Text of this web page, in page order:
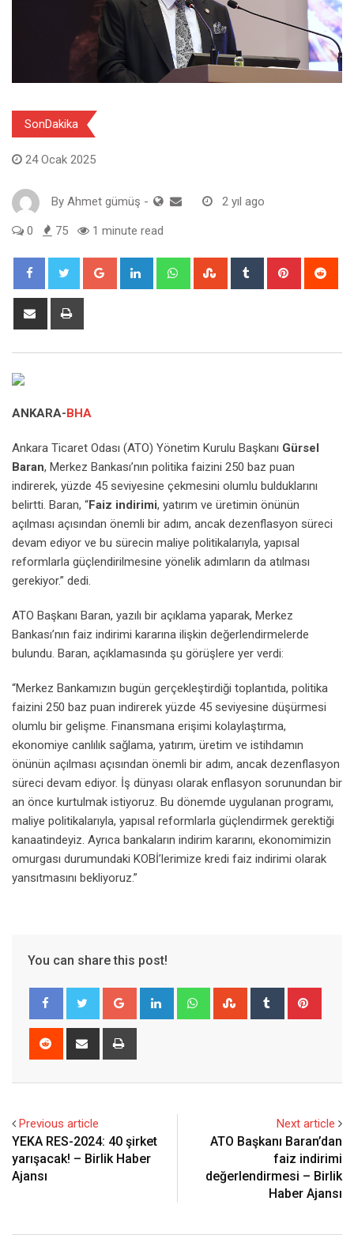
SonDakika
24 Ocak 2025
By Ahmet gümüş - 2 yıl ago
0 75 1 minute read
Google+ LinkedIn WhatsappStumbleUpon
Tumblr Pinterest
Share
ANKARA-BHA
Ankara Ticaret Odası (ATO) Yönetim Kurulu Başkanı Gürsel
Baran, Merkez Bankası’nın politika faizini 250 baz puan
indirerek, yüzde 45 seviyesine çekmesini olumlu bulduklarını
belirtti. Baran, “Faiz indirimi, yatırım ve üretimin önünün
açılması açısından önemli bir adım, ancak dezenflasyon süreci
devam ediyor ve bu sürecin maliye politikalarıyla, yapısal
reformlarla güçlendirilmesine yönelik adımların da atılması
gerekiyor.” dedi.
ATO Başkanı Baran, yazılı bir açıklama yaparak, Merkez
Bankası’nın faiz indirimi kararına ilişkin değerlendirmelerde
bulundu. Baran, açıklamasında şu görüşlere yer verdi:
“Merkez Bankamızın bugün gerçekleştirdiği toplantıda, politika
faizini 250 baz puan indirerek yüzde 45 seviyesine düşürmesi
olumlu bir gelişme. Finansmana erişimi kolaylaştırma,
ekonomiye canlılık sağlama, yatırım, üretim ve istihdamın
önünün açılması açısından önemli bir adım, ancak dezenflasyon
süreci devam ediyor. İş dünyası olarak enflasyon sorunundan bir
an önce kurtulmak istiyoruz. Bu dönemde uygulanan programı,
maliye politikalarıyla, yapısal reformlarla güçlendirmek gerektiği
kanaatindeyiz. Ayrıca bankaların indirim kararını, ekonomimizin
omurgası durumundaki KOBİ’lerimize kredi faiz indirimi olarak
yansıtmasını bekliyoruz.”
You can share this post!
Google+ LinkedIn WhatsappStumbleUpon
Tumblr
Reddit
Share
Previous article
YEKA RES-2024: 40 şirket
yarışacak! – Birlik Haber
Ajansı
Next article
ATO Başkanı Baran’dan
faiz indirimi
değerlendirmesi – Birlik
Haber Ajansı